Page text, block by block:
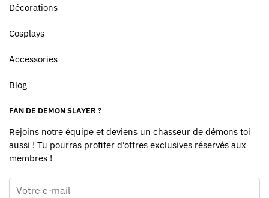
Décorations
Cosplays
Accessories
Blog
FAN DE DEMON SLAYER ?
Rejoins notre équipe et deviens un chasseur de démons toi
aussi ! Tu pourras profiter d’offres exclusives réservés aux
membres !